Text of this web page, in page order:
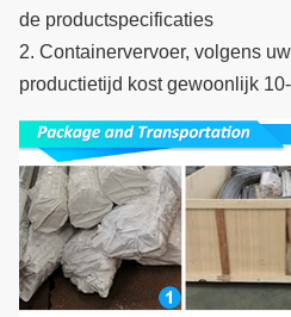
de productspecificaties
2. Containervervoer, volgens
productietijd kost gewoonlijk